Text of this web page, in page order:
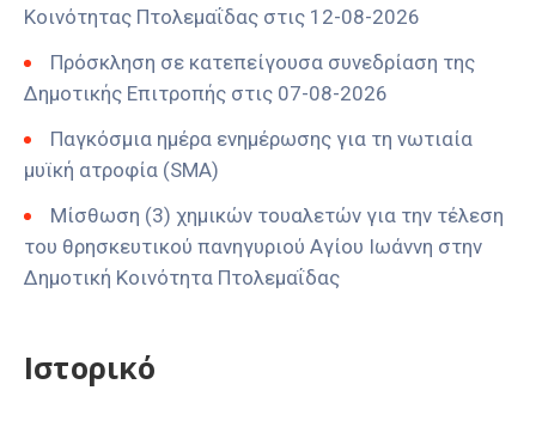
Κοινότητας Πτολεμαΐδας στις 12-08-2026
Πρόσκληση σε κατεπείγουσα συνεδρίαση της
Δημοτικής Επιτροπής στις 07-08-2026
Παγκόσμια ημέρα ενημέρωσης για τη νωτιαία
μυϊκή ατροφία (SMA)
Μίσθωση (3) χημικών τουαλετών για την τέλεση
του θρησκευτικού πανηγυριού Αγίου Ιωάννη στην
Δημοτική Κοινότητα Πτολεμαΐδας
Ιστορικό